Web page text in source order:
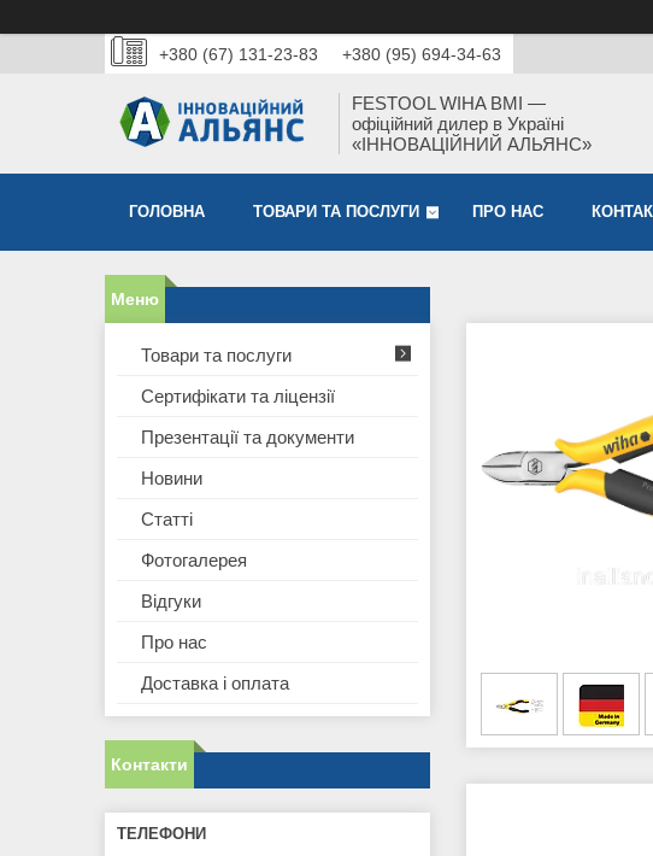
+380 (67) 131-23-83 +380 (95) 694-34-63
FESTOOL WIHA BMI —
офіційний дилер в Україні
«ІННОВАЦІЙНИЙ АЛЬЯНС»
ГОЛОВНА ТОВАРИ ТА ПОСЛУГИ ПРО НАС
Товари та послуги
Сертифікати та ліцензії
Презентації та документи
Новини
Статті
Фотогалерея
Відгуки
Про нас
Доставка і оплата
Контакти